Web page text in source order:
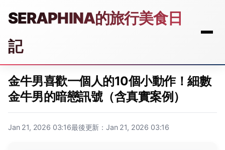
SERAPHINA的旅行美食日
記
金牛男喜歡一個人的10個小動作！細數
金牛男的暗戀訊號（含真實案例）
Jan 21, 2026 03:16最後更新：Jan 21, 2026 03:16